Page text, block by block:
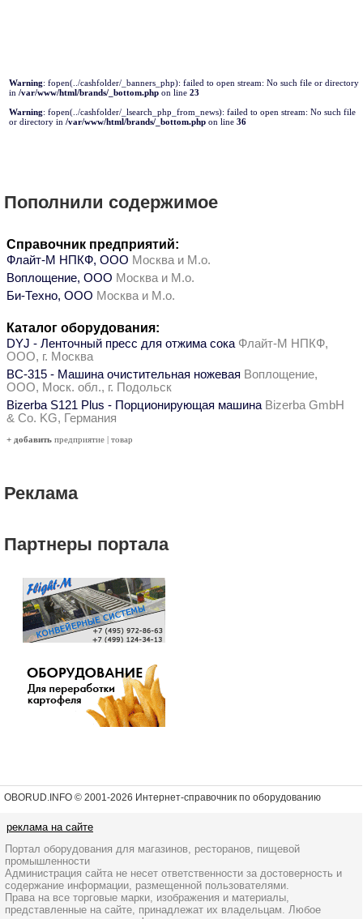
Warning: fopen(../cashfolder/_banners_php): failed to open stream: No such file or directory
in /var/www/html/brands/_bottom.php on line 23
Warning: fopen(../cashfolder/_lsearch_php_from_news): failed to open stream: No such file
or directory in /var/www/html/brands/_bottom.php on line 36
Пополнили содержимое
Справочник предприятий:
Флайт-М НПКФ, ООО Москва и М.о.
Воплощение, ООО Москва и М.о.
Би-Техно, ООО Москва и М.о.
Каталог оборудования:
DYJ - Ленточный пресс для отжима сока Флайт-М НПКФ,
ООО, г. Москва
ВС-315 - Машина очистительная ножевая Воплощение,
ООО, Моск. обл., г. Подольск
Bizerba S121 Plus - Порционирующая машина Bizerba GmbH
& Co. KG, Германия
+ добавить предприятие | товар
Реклама
Партнеры портала
OBORUD.INFO © 2001-2026 Интернет-справочник по оборудованию
реклама на сайте
Портал оборудования для магазинов, ресторанов, пищевой
промышленности
Администрация сайта не несет ответственности за достоверность и
содержание информации, размещенной пользователями.
Права на все торговые марки, изображения и материалы,
представленные на сайте, принадлежат их владельцам. Любое